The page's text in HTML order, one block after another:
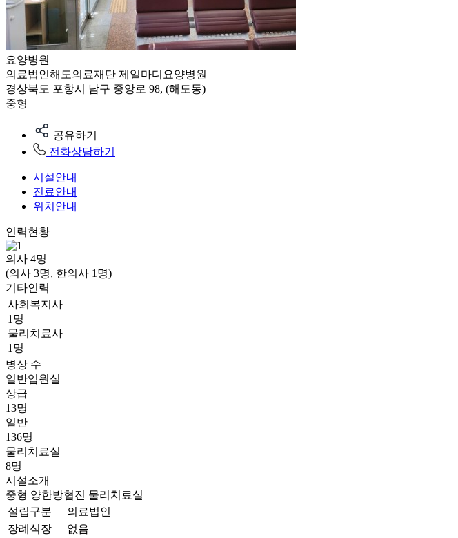
요양병원
의료법인해도의료재단 제일마디요양병원
경상북도 포항시 남구 중앙로 98, (해도동)
중형
공유하기
전화상담하기
시설안내
진료안내
위치안내
인력현황
의사 4명
(의사 3명, 한의사 1명)
기타인력
사회복지사
1명
물리치료사
1명
병상 수
일반입원실
상급
13명
일반
136명
물리치료실
8명
시설소개
중형 양한방협진 물리치료실
설립구분
의료법인
장례식장
없음